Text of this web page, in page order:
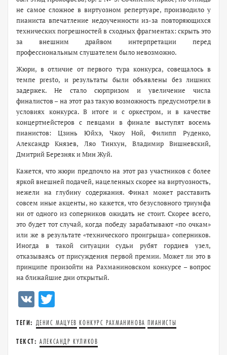
не самое сложное в виртуозном репертуаре, производило у
пианиста впечатление недоученности из-за повторяющихся
технических погрешностей в сходных фрагментах: скрыть это
за внешним драйвом интерпретации перед
профессиональным слушателем было невозможно.
Жюри, в отличие от первого тура конкурса, совещалось в
темпе presto, и результаты были объявлены без лишних
задержек. Не стало сюрпризом и увеличение числа
финалистов – на этот раз такую возможность предусмотрели в
условиях конкурса. В итоге и с оркестром, и в качестве
концертмейстеров с певцами в финале выступят восемь
пианистов: Цзинь Юйхэ, Чжоу Ной, Филипп Руденко,
Александр Князев, Ляо Тинхун, Владимир Вишневский,
Дмитрий Березняк и Мин Жуй.
Кажется, что жюри предпочло на этот раз участников с более
яркой внешней подачей, нацеленных скорее на виртуозность,
нежели на глубину содержания. Финал может расставить
совсем иные акценты, но кажется, что безусловного триумфа
ни от одного из соперников ожидать не стоит. Скорее всего,
это будет тот случай, когда победу зарабатывают «по очкам»
или же в результате «технического проигрыша» соперников.
Иногда в такой ситуации судьи рубят гордиев узел,
отказываясь от присуждения первой премии. Может ли это в
принципе произойти на Рахманиновском конкурсе – вопрос
на ближайшие дни открытый.
VK
ТЕГИ: ДЕНИС МАЦУЕВ КОНКУРС РАХМАНИНОВА ПИАНИСТЫ
ТЕКСТ: АЛЕКСАНДР КУЛИКОВ